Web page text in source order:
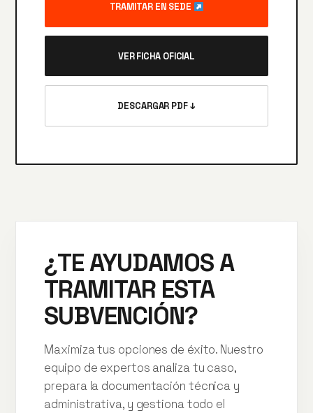
TRAMITAR EN SEDE
VER FICHA OFICIAL
DESCARGAR PDF ↓
¿TE AYUDAMOS A
TRAMITAR ESTA
SUBVENCIÓN?
Maximiza tus opciones de éxito. Nuestro
equipo de expertos analiza tu caso,
prepara la documentación técnica y
administrativa, y gestiona todo el